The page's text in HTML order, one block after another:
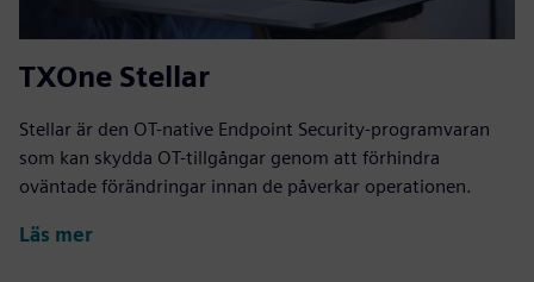
TXOne Stellar
Stellar är den OT-native Endpoint Security-programvaran
som kan skydda OT-tillgångar genom att förhindra
oväntade förändringar innan de påverkar operationen.
Läs mer